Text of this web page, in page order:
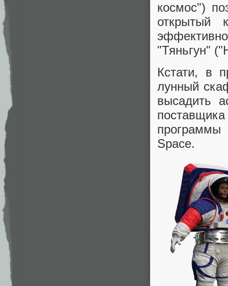
космос")
открытый
"Тяньгун"
Кстати, в
лунный
высадить
программы
Space.